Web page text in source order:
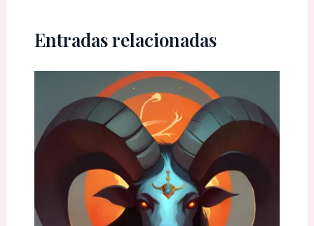
Entradas relacionadas